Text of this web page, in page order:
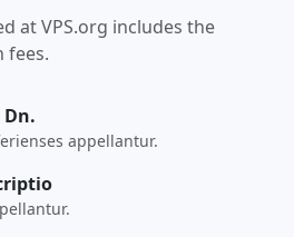
at VPS.org includes the
fees.
appellantur.